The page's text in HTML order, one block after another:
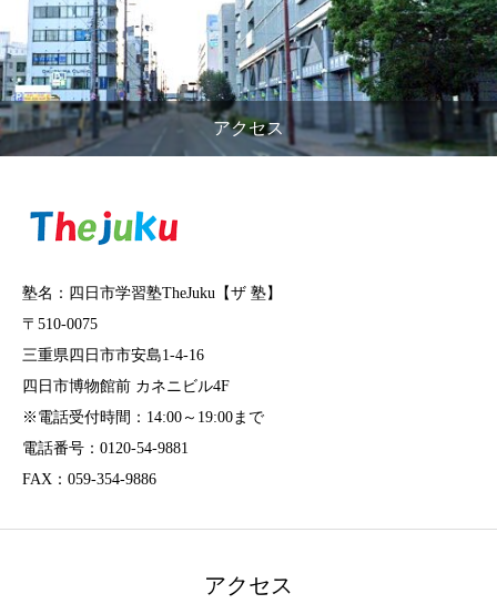
アクセス
塾名：四日市学習塾TheJuku【ザ 塾】
〒510-0075
三重県四日市市安島1-4-16
四日市博物館前 カネニビル4F
※電話受付時間：14:00～19:00まで
電話番号：0120-54-9881
FAX：059-354-9886
アクセス